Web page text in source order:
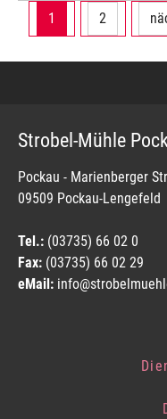
1 2
Strobel-Mühle
Pockau - Marienberger
09509 Pockau-Lengefeld
Tel.: (03735) 66 02 0
Fax: (03735) 66 02 29
eMail: